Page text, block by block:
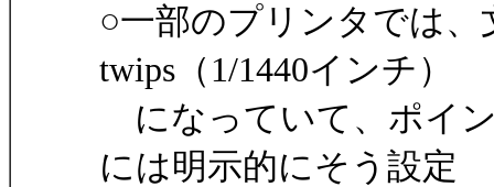
○一部のプリンタでは
twips（1/1440インチ）
になっていて、ポイ
には明示的にそう設定